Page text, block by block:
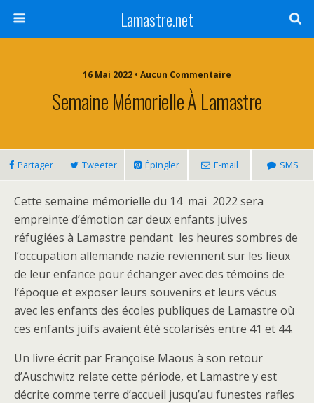
Lamastre.net
16 Mai 2022 • Aucun Commentaire
Semaine Mémorielle À Lamastre
Partager Tweeter Épingler E-mail SMS
Cette semaine mémorielle du 14 mai 2022 sera
empreinte d’émotion car deux enfants juives
réfugiées à Lamastre pendant les heures sombres de
l’occupation allemande nazie reviennent sur les lieux
de leur enfance pour échanger avec des témoins de
l’époque et exposer leurs souvenirs et leurs vécus
avec les enfants des écoles publiques de Lamastre où
ces enfants juifs avaient été scolarisés entre 41 et 44.
Un livre écrit par Françoise Maous à son retour
d’Auschwitz relate cette période, et Lamastre y est
décrite comme terre d’accueil jusqu’au funestes rafles